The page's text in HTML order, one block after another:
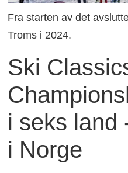
Fra starten av det
Troms i 2024.
Ski
i seks land
i Norge